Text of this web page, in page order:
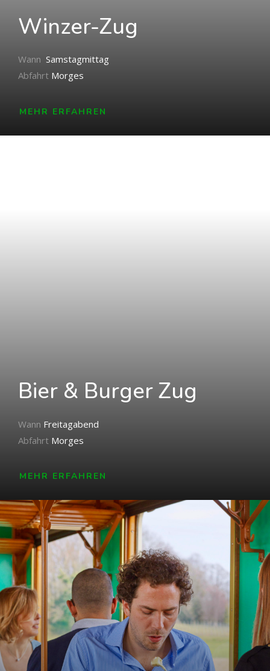
Winzer-Zug
Wann Samstagmittag
Abfahrt Morges
MEHR ERFAHREN
Bier & Burger Zug
Wann Freitagabend
Abfahrt Morges
MEHR ERFAHREN